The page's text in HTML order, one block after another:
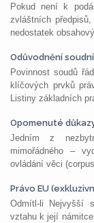
Pokud není k
zvláštních
nedostatek
Odůvodnění
Povinnost soudů
klíčových prvků
Listiny základních
Opomenuté
Jedním z
mimořádného –
ovládání věci
Právo EU
Odmítl-li Nejvyšší
vztahu k její